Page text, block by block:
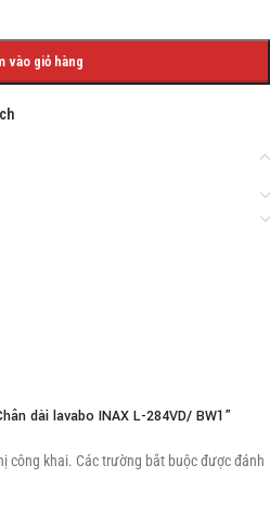
vào giỏ hàng
dài lavabo INAX L-284VD/ BW1”
công khai. Các trường bắt buộc được đánh